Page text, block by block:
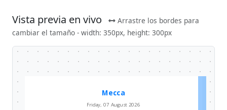
Vista previa en vivo
Arrastre los bordes para
cambiar el tamaño - width: 350px, height: 300px